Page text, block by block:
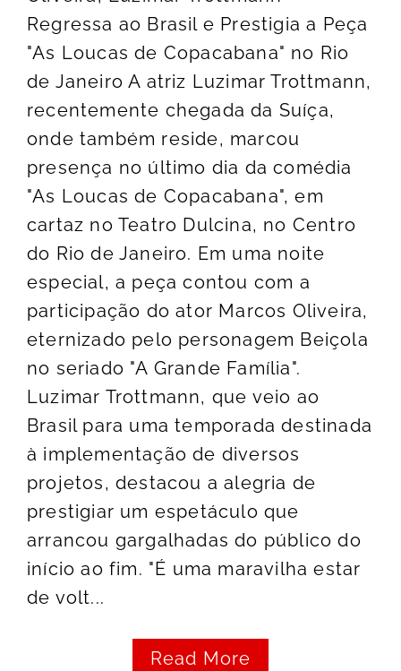
Regressa ao Brasil e Prestigia a Peça
"As Loucas de Copacabana" no Rio
de Janeiro A atriz Luzimar Trottmann,
recentemente chegada da Suíça,
onde também reside, marcou
presença no último dia da comédia
"As Loucas de Copacabana", em
cartaz no Teatro Dulcina, no Centro
do Rio de Janeiro. Em uma noite
especial, a peça contou com a
participação do ator Marcos Oliveira,
eternizado pelo personagem Beiçola
no seriado "A Grande Família".
Luzimar Trottmann, que veio ao
Brasil para uma temporada destinada
à implementação de diversos
projetos, destacou a alegria de
prestigiar um espetáculo que
arrancou gargalhadas do público do
início ao fim. "É uma maravilha estar
de volt...
Read More